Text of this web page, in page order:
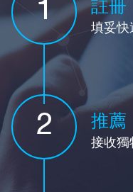
1 註冊
填妥快
2 推薦
接收獨